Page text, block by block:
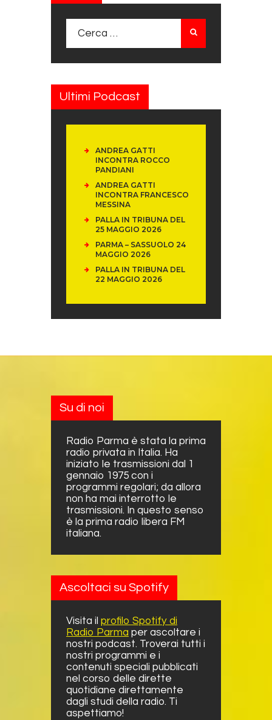
Ultimi Podcast
ANDREA GATTI
INCONTRA ROCCO
PANDIANI
ANDREA GATTI
INCONTRA FRANCESCO
MESSINA
PALLA IN TRIBUNA DEL
25 MAGGIO 2026
PARMA – SASSUOLO 24
MAGGIO 2026
PALLA IN TRIBUNA DEL
22 MAGGIO 2026
Su di noi
Radio Parma è stata la prima
radio privata in Italia. Ha
iniziato le trasmissioni dal 1
gennaio 1975 con i
programmi regolari; da allora
non ha mai interrotto le
trasmissioni. In questo senso
è la prima radio libera FM
italiana.
Ascoltaci su Spotify
Visita il profilo Spotify di
Radio Parma per ascoltare i
nostri podcast. Troverai tutti i
nostri programmi e i
contenuti speciali pubblicati
nel corso delle dirette
quotidiane direttamente
dagli studi della radio. Ti
aspettiamo!